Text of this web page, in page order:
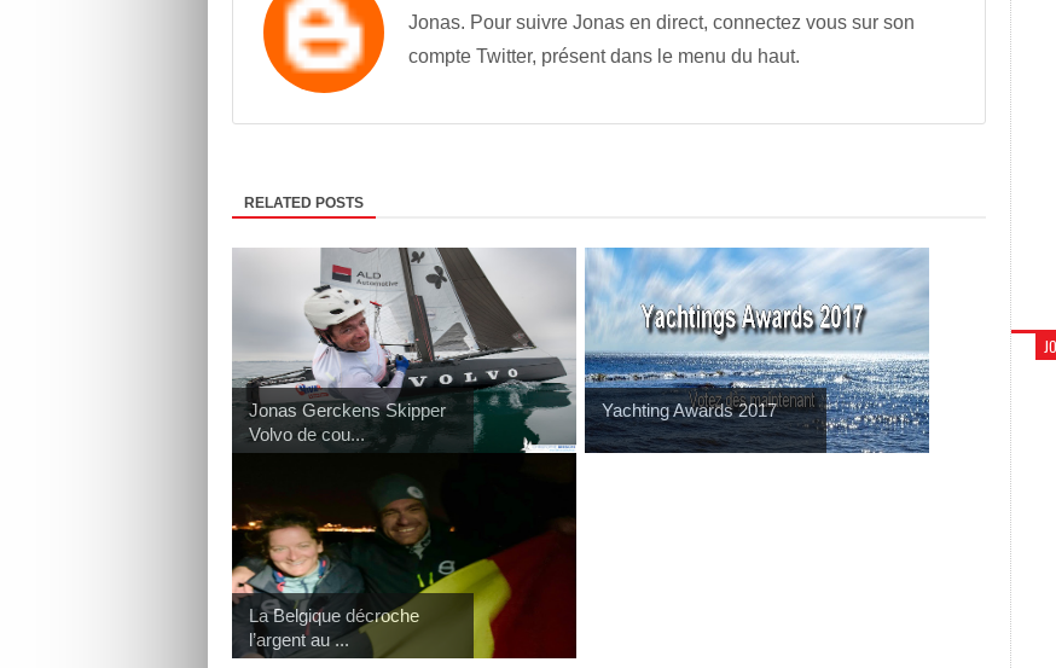
Jonas. Pour suivre Jonas en direct, connectez vous sur son
compte Twitter, présent dans le menu du haut.
RELATED POSTS
Jonas Gerckens Skipper
Volvo de cou...
Yachting Awards 2017
La Belgique décroche
l’argent au ...